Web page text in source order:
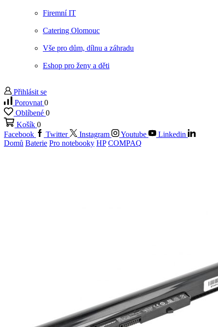
Firemní IT
Catering Olomouc
Vše pro dům, dílnu a záhradu
Eshop pro ženy a děti
Přihlásit se
Porovnat 0
Oblíbené 0
Košík 0
Facebook
Twitter Instagram Youtube
Linkedin
Domů Baterie Pro notebooky HP COMPAQ